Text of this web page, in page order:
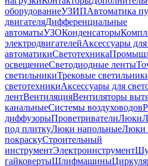
оборудованиеУЗИПАвтоматика
двигателяДифференциальные
автоматыУЗОКонденсаторы
электродвигателейАксессуары
автоматикиСветотехника
освещениеСветодиодные ленты
светильникиТрековые
светотехникиАксессуары для
лентВентиляцияВентиляторы
канальныеСистемы воздуховодов
диффузорыПроветривателиЛюки
под плиткуЛюки напольныеЛюки
покраскуСтроительный
инструментЭлектроинструмент
гайковертыШлифмашины